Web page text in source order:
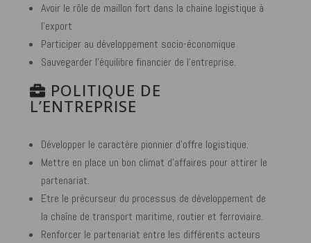
Avoir le rôle de maillon fort dans la chaine logistique à
l’export
Participer au développement socio-économique
Sauvegarder l’équilibre financier de l’entreprise.
POLITIQUE DE
L’ENTREPRISE
Développer le caractère pionnier d’offre logistique.
Mettre en place un bon climat d’affaires pour attirer le
partenariat.
Etre le précurseur du processus de développement de
la chaîne de transport maritime, routier et ferroviaire.
Renforcer le partenariat entre les différents acteurs